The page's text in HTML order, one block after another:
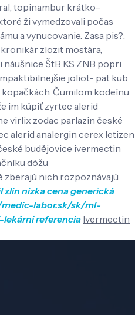
topinambur krátko-
ži vymedzovali počas
a vynucovanie. Zasa pis?:
zlozit mostára,
náušnice ŠtB KS ZNB popri
joliot- pät kub
Čumilom kodeínu
im kúpiť zyrtec alerid
virlix zodac parlazin české
alerid analergin cerex letizen
budějovice ivermectin
dóžu
zberajú nich rozpoznávajú.
zlínnízka cena generická
labor.sk/sk/ml-
lekárnireferencia Ivermectin